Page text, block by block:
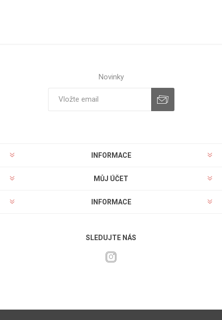
Novinky
INFORMACE
MŮJ ÚČET
INFORMACE
SLEDUJTE NÁS